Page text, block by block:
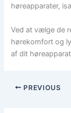
høreapparater,
Ved at vælge de
hørekomfort og
af dit
PREVIOUS